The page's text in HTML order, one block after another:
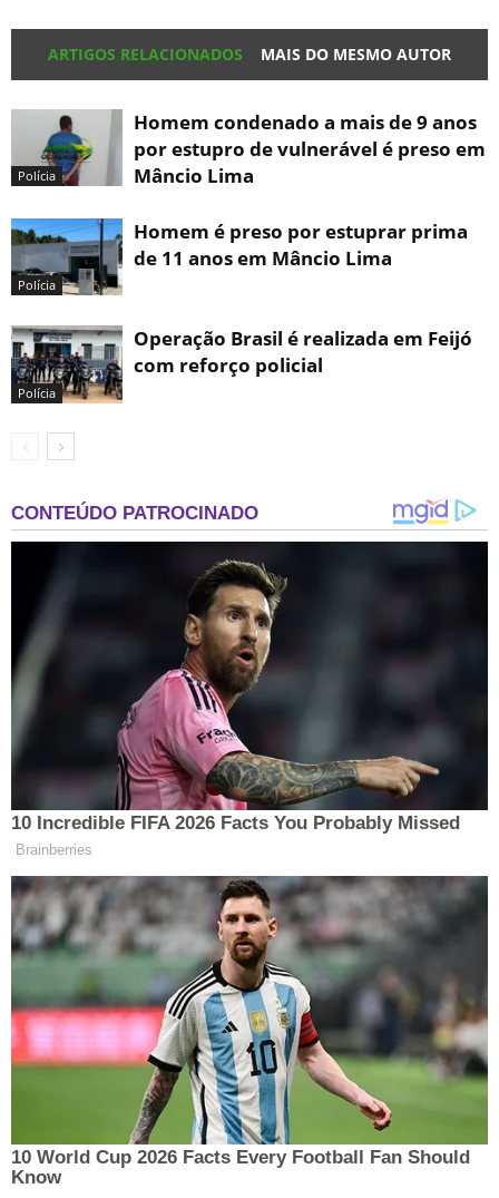
ARTIGOS RELACIONADOS MAIS DO MESMO AUTOR
Polícia
Homem condenado a mais de 9 anos
por estupro de vulnerável é preso em
Mâncio Lima
Polícia
Homem é preso por estuprar prima
de 11 anos em Mâncio Lima
Polícia
Operação Brasil é realizada em Feijó
com reforço policial